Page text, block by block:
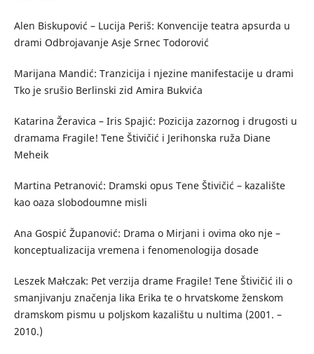
Alen Biskupović – Lucija Periš: Konvencije teatra apsurda u
drami Odbrojavanje Asje Srnec Todorović
Marijana Mandić: Tranzicija i njezine manifestacije u drami
Tko je srušio Berlinski zid Amira Bukvića
Katarina Žeravica – Iris Spajić: Pozicija zazornog i drugosti u
dramama Fragile! Tene Štivičić i Jerihonska ruža Diane
Meheik
Martina Petranović: Dramski opus Tene Štivičić – kazalište
kao oaza slobodoumne misli
Ana Gospić Županović: Drama o Mirjani i ovima oko nje –
konceptualizacija vremena i fenomenologija dosade
Leszek Małczak: Pet verzija drame Fragile! Tene Štivičić ili o
smanjivanju značenja lika Erika te o hrvatskome ženskom
dramskom pismu u poljskom kazalištu u nultima (2001. –
2010.)